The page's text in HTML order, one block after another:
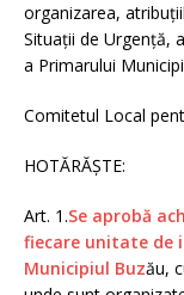
organizarea,
Situații de Urgență,
a Primarului
Comitetul Local
HOTĂRĂȘTE:
Art. 1.Se aprobă
fiecare unitate de
Municipiul Buzău,